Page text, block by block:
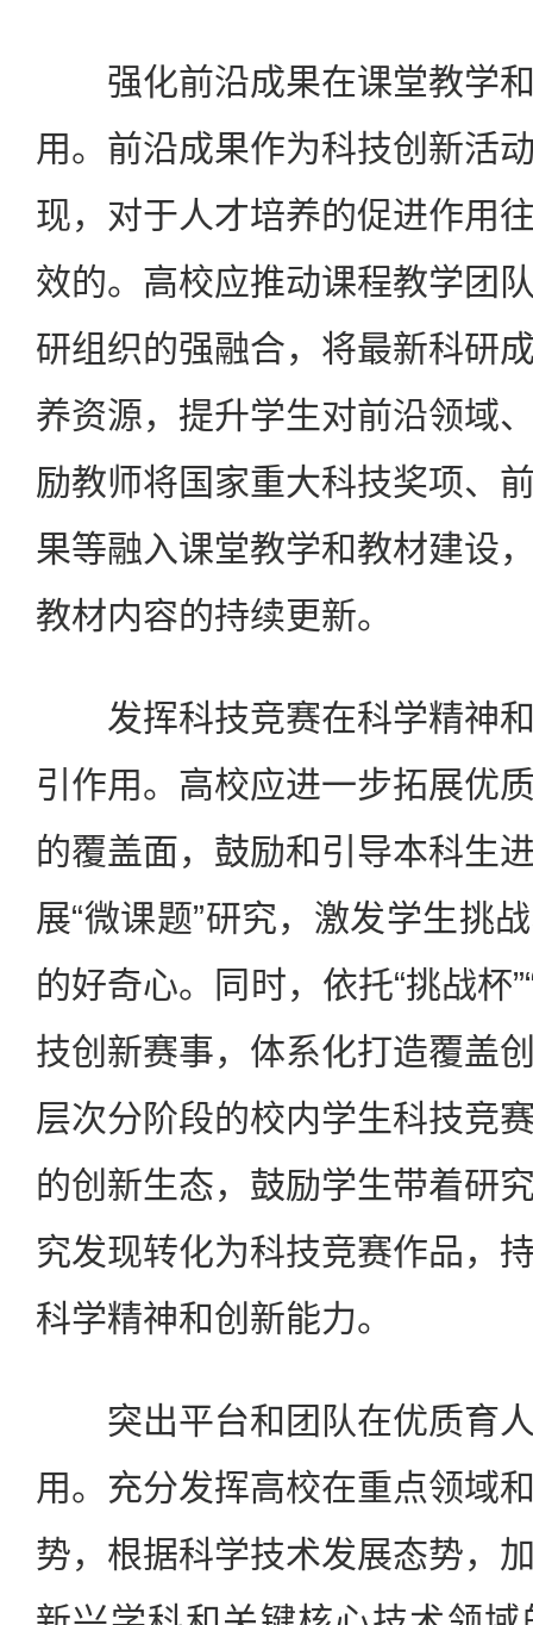
强化前沿成果在课堂教学和
用。前沿成果作为科技创新活
现，对于人才培养的促进作用
效的。高校应推动课程教学团
研组织的强融合，将最新科研
养资源，提升学生对前沿领域
励教师将国家重大科技奖项、
果等融入课堂教学和教材建设
教材内容的持续更新。
发挥科技竞赛在科学精神和
引作用。高校应进一步拓展优
的覆盖面，鼓励和引导本科生
展“微课题”研究，激发学生挑
的好奇心。同时，依托“挑战杯
技创新赛事，体系化打造覆盖
层次分阶段的校内学生科技竞
的创新生态，鼓励学生带着研
究发现转化为科技竞赛作品，
科学精神和创新能力。
突出平台和团队在优质育人
用。充分发挥高校在重点领域
势，根据科学技术发展态势，